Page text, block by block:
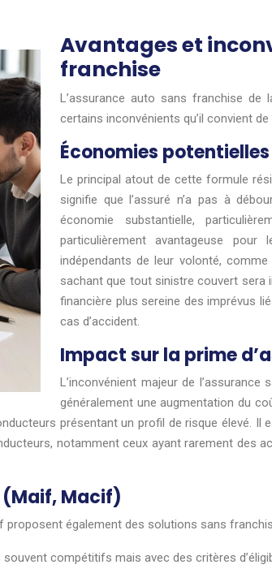
Avantages et
franchise
L’assurance auto sans franchise
certains inconvénients qu’il convient
Économies
Le principal atout de cette formule
signifie que l’assuré n’a pas à
économie substantielle,
particulièrement avantageuse
indépendants de leur volonté,
sachant que tout sinistre couvert sera
financière plus sereine des imprévus
cas d’accident.
Impact sur la prime
L’inconvénient majeur de
généralement une augmentation du
présentant un profil de risque élevé.
notamment ceux ayant rarement des
Macif)
également des solutions sans
compétitifs mais avec des critères